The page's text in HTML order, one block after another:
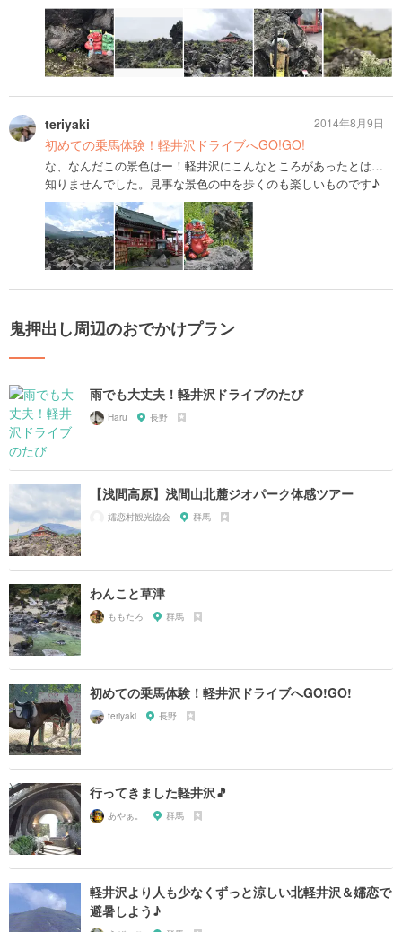
teriyaki
初めての乗馬体験！軽井沢ドライブへGO!GO!
な、なんだこの景色はー！軽井沢にこんなところがあったとは…
知りませんでした。見事な景色の中を歩くのも楽しいものです♪
2014年8月9日
鬼押出し周辺のおでかけプラン
雨でも大丈夫！軽井沢ドライブのたび
Haru 長野
【浅間高原】浅間山北麓ジオパーク体感ツアー
嬬恋村観光協会 群馬
わんこと草津
ももたろ 群馬
初めての乗馬体験！軽井沢ドライブへGO!GO!
teriyaki 長野
行ってきました軽井沢🎵
あやぁ。 群馬
軽井沢より人も少なくずっと涼しい北軽井沢＆嬬恋で
避暑しよう♪